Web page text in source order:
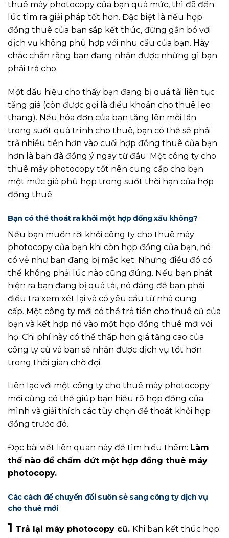
thuê máy photocopy của bạn quá mức, thì đã đến
lúc tìm ra giải pháp tốt hơn. Đặc biệt là nếu hợp
đồng thuê của bạn sắp kết thúc, đừng gắn bó với
dịch vụ không phù hợp với nhu cầu của bạn. Hãy
chắc chắn rằng bạn đang nhận được những gì bạn
phải trả cho.
Một dấu hiệu cho thấy bạn đang bị quá tải liên tục
tăng giá (còn được gọi là điều khoản cho thuê leo
thang). Nếu hóa đơn của bạn tăng lên mỗi lần
trong suốt quá trình cho thuê, bạn có thể sẽ phải
trả nhiều tiền hơn vào cuối hợp đồng thuê của bạn
hơn là bạn đã đồng ý ngay từ đầu. Một công ty cho
thuê máy photocopy tốt nên cung cấp cho bạn
một mức giá phù hợp trong suốt thời hạn của hợp
đồng thuê.
Bạn có thể thoát ra khỏi một hợp đồng xấu không?
Nếu bạn muốn rời khỏi công ty cho thuê máy
photocopy của bạn khi còn hợp đồng của bạn, nó
có vẻ như bạn đang bị mắc kẹt. Nhưng điều đó có
thể không phải lúc nào cũng đúng. Nếu bạn phát
hiện ra bạn đang bị quá tải, nó đáng để bạn phải
điều tra xem xét lại và có yêu cầu từ nhà cung
cấp. Một công ty mới có thể trả tiền cho thuê cũ của
bạn và kết hợp nó vào một hợp đồng thuê mới với
họ. Chi phí này có thể thấp hơn giá tăng cao của
công ty cũ và bạn sẽ nhận được dịch vụ tốt hơn
trong thời gian chờ đợi.
Liên lạc với một công ty cho thuê máy photocopy
mới cũng có thể giúp bạn hiểu rõ hợp đồng của
mình và giải thích các tùy chọn để thoát khỏi hợp
đồng trước đó.
Đọc bài viết liên quan này để tìm hiểu thêm: Làm
thế nào để chấm dứt một hợp đồng thuê máy
photocopy.
Các cách để chuyển đổi suôn sẻ sang công ty dịch vụ
cho thuê mới
1 Trả lại máy photocopy cũ. Khi bạn kết thúc hợp